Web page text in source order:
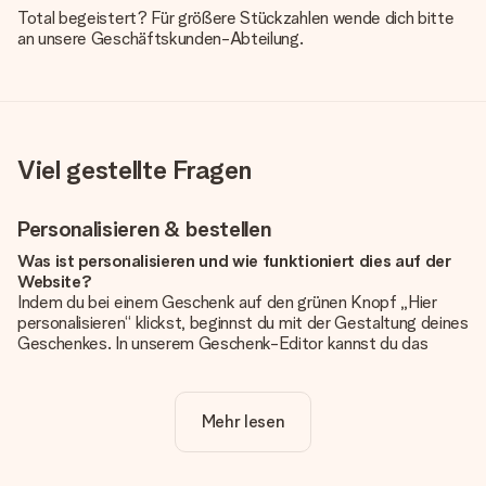
Total begeistert? Für größere Stückzahlen wende dich bitte
an unsere Geschäftskunden-Abteilung.
Viel gestellte Fragen
Personalisieren & bestellen
Was ist personalisieren und wie funktioniert dies auf der
Website?
Indem du bei einem Geschenk auf den grünen Knopf „Hier
personalisieren“ klickst, beginnst du mit der Gestaltung deines
Geschenkes. In unserem Geschenk-Editor kannst du das
noch eines unserer angebotenen Designs, um deinem
Geschenk die perfekte Ausstrahlung zu verleihen.
Mehr lesen